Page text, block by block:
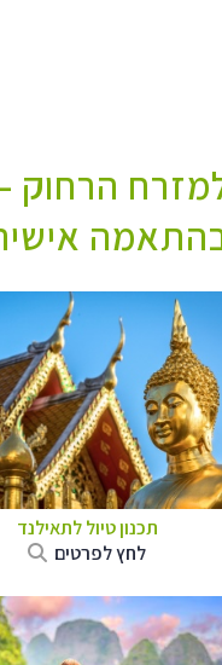
הרחוק
בהתאמה
תכנון טיול לתאילנד
לחץ לפרטים